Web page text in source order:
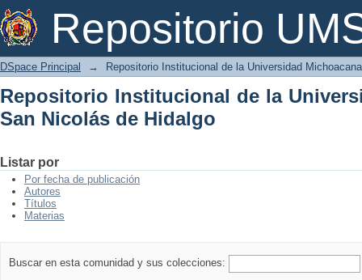
Repositorio
Repositorio Institucional de la
DSpace Principal → Repositorio Institucional de la Universidad
Repositorio Institucional de la
San Nicolás de Hidalgo
Listar por
Por fecha de publicación
Autores
Títulos
Materias
Buscar en esta comunidad y sus colecciones: